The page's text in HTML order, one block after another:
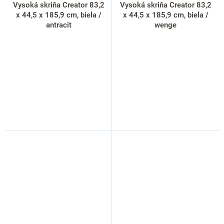
Vysoká skriňa Creator 83,2
x 44,5 x 185,9 cm, biela /
antracit
Vysoká skriňa Creator 83,2
x 44,5 x 185,9 cm, biela /
wenge